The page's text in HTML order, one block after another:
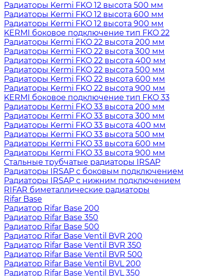
Радиаторы Kermi FKO 12 высота 500 мм
Радиаторы Kermi FKO 12 высота 600 мм
Радиаторы Kermi FKO 12 высота 900 мм
KERMI боковое подключение тип FKO 22
Радиаторы Kermi FKO 22 высота 200 мм
Радиаторы Kermi FKO 22 высота 300 мм
Радиаторы Kermi FKO 22 высота 400 мм
Радиаторы Kermi FKO 22 высота 500 мм
Радиаторы Kermi FKO 22 высота 600 мм
Радиаторы Kermi FKO 22 высота 900 мм
KERMI боковое подключение тип FKO 33
Радиаторы Kermi FKO 33 высота 200 мм
Радиаторы Kermi FKO 33 высота 300 мм
Радиаторы Kermi FKO 33 высота 400 мм
Радиаторы Kermi FKO 33 высота 500 мм
Радиаторы Kermi FKO 33 высота 600 мм
Радиаторы Kermi FKO 33 высота 900 мм
Стальные трубчатые радиаторы IRSAP
Радиаторы IRSAP с боковым подключением
Радиаторы IRSAP с нижним подключением
RIFAR биметаллические радиаторы
Rifar Base
Радиатор Rifar Base 200
Радиатор Rifar Base 350
Радиатор Rifar Base 500
Радиатор Rifar Base Ventil BVR 200
Радиатор Rifar Base Ventil BVR 350
Радиатор Rifar Base Ventil BVR 500
Радиатор Rifar Base Ventil BVL 200
Радиатор Rifar Base Ventil BVL 350